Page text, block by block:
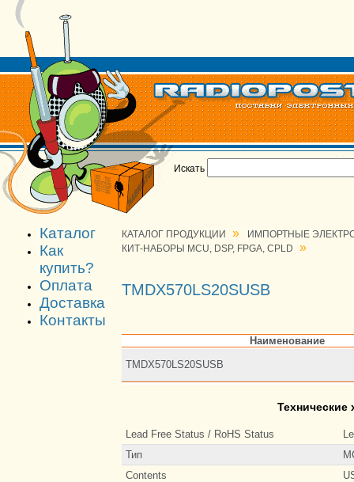
Искать
Каталог
Как
купить?
Оплата
Доставка
Контакты
КАТАЛОГ ПРОДУКЦИИ »
ИМПОРТНЫЕ
КИТ-НАБОРЫ MCU, DSP, FPGA, CPLD
»
TMDX570LS20SUSB
Наименование
TMDX570LS20SUSB
Технические
Lead Free Status / RoHS Status
Тип
Contents